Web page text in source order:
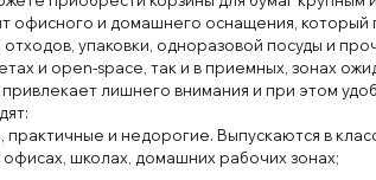
офисного и домашнего оснащения ,
упаковки, одноразовой посуды и
и open-space, так и в приемных , зонах
привлекает лишнего внимания и при этом
, практичные и недорогие. Выпускаются в
офисах , школах , домашних рабочих зонах;